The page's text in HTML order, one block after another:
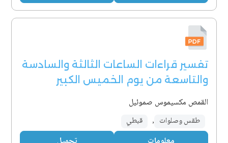
تفسير قراءات الساعات الثالثة والسادسة
والتاسعة من يوم الخميس الكبير
القمص مكسيموس صموئيل
طقس وصلوات , قبطي